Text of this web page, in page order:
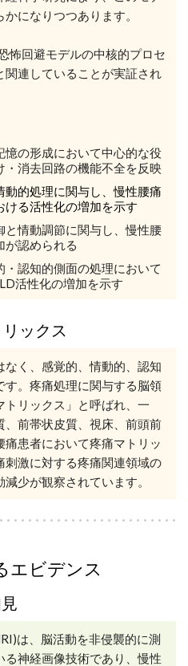
になりつつあります。
回避モデルの中核的プロセ
関連していることが実証され
憶の形成において中心的な役
消去回路の機能不全を反映
動的処理に関与し、慢性腰痛
ける活性化の増加を示す
と情動調節に関与し、慢性腰
が認められる
・認知的側面の処理において
活性化の増加を示す
ックス
く、感覚的、情動的、認知
す。疼痛処理に関与する脳領
リックス」と呼ばれ、一
、前帯状皮質、視床、前頭前
患者において疼痛マトリッ
刺激に対する疼痛関連領域の
少が観察されています。
エビデンス
は、脳活動を非侵襲的に測
神経画像技術であり、慢性